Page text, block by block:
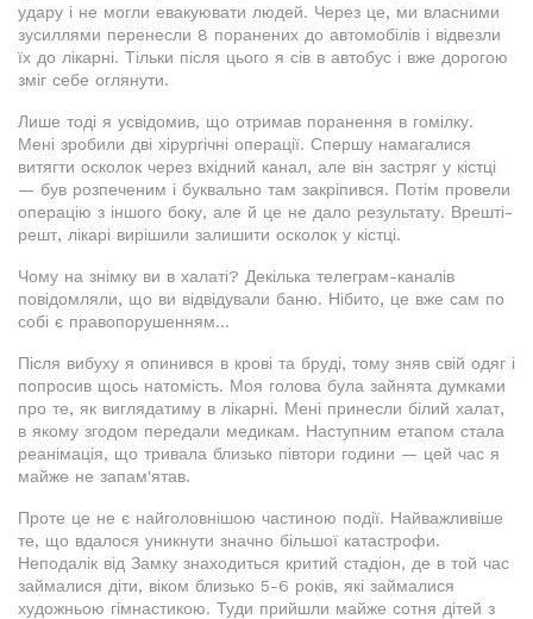
удару і не могли евакуювати людей. Через це, ми власними
зусиллями перенесли 8 поранених до автомобілів і відвезли
їх до лікарні. Тільки після цього я сів в автобус і вже дорогою
зміг себе оглянути.
Лише тоді я усвідомив, що отримав поранення в гомілку.
Мені зробили дві хірургічні операції. Спершу намагалися
витягти осколок через вхідний канал, але він застряг у кістці
— був розпеченим і буквально там закріпився. Потім провели
операцію з іншого боку, але й це не дало результату. Врешті-
решт, лікарі вирішили залишити осколок у кістці.
Чому на знімку ви в халаті? Декілька телеграм-каналів
повідомляли, що ви відвідували баню. Нібито, це вже сам по
собі є правопорушенням...
Після вибуху я опинився в крові та бруді, тому зняв свій одяг і
попросив щось натомість. Моя голова була зайнята думками
про те, як виглядатиму в лікарні. Мені принесли білий халат,
в якому згодом передали медикам. Наступним етапом стала
реанімація, що тривала близько півтори години — цей час я
майже не запам'ятав.
Проте це не є найголовнішою частиною події. Найважливіше
те, що вдалося уникнути значно більшої катастрофи.
Неподалік від Замку знаходиться критий стадіон, де в той час
займалися діти, віком близько 5-6 років, які займалися
художньою гімнастикою. Туди прийшли майже сотня дітей з